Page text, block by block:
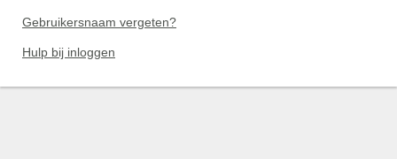
Gebruikersnaam vergeten?
Hulp bij inloggen